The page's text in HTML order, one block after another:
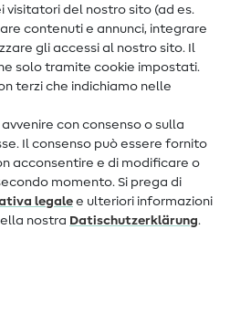
del nostro sito (ad es.
contenuti e annunci, integrare
gli accessi al nostro sito. Il
solo tramite cookie impostati.
terzi che indichiamo nelle
con consenso o sulla
Il consenso può essere fornito
acconsentire e di modificare o
momento. Si prega di
legale e ulteriori informazioni
nostra Dati­schutz­erklärung.